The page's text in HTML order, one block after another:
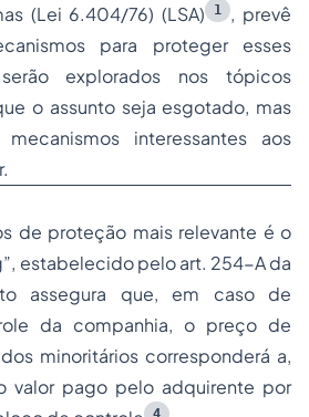
(Lei 6.404/76) (LSA)
1
, prevê
para proteger esses
explorados nos tópicos
o assunto seja esgotado, mas
interessantes aos
de proteção mais relevante é o
”, estabelecido pelo art. 254-A da
assegura que, em caso de
da companhia, o preço de
minoritários corresponderá a,
valor pago pelo adquirente por
4